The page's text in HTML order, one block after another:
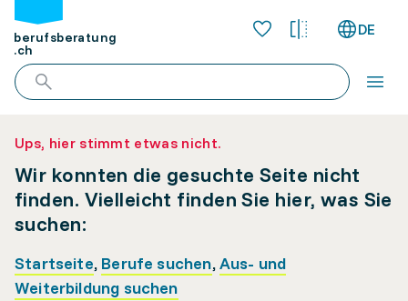
berufsberatung
.ch
DE
Ups, hier stimmt etwas nicht.
Wir konnten die gesuchte Seite nicht
finden. Vielleicht finden Sie hier, was Sie
suchen:
Startseite, Berufe suchen,Aus- und
Weiterbildung suchen